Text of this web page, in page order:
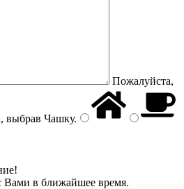
Пожалуйста,
выбрав Чашку.
Вами в ближайшее время.